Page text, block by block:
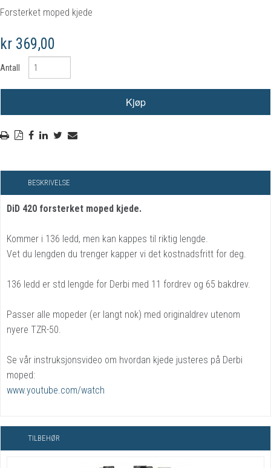
Forsterket moped kjede
kr 369,00
Antall
BESKRIVELSE
DiD 420 forsterket moped kjede.
Kommer i 136 ledd, men kan kappes til riktig lengde.
Vet du lengden du trenger kapper vi det kostnadsfritt for deg.
136 ledd er std lengde for Derbi med 11 fordrev og 65 bakdrev.
Passer alle mopeder (er langt nok) med originaldrev utenom
nyere TZR-50.
Se vår instruksjonsvideo om hvordan kjede justeres på Derbi
moped:
www.youtube.com/watch
TILBEHØR